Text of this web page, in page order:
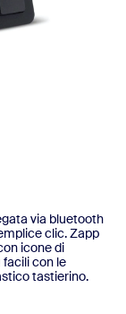
via bluetooth
clic. Zapp
icone di
con le
tastierino.